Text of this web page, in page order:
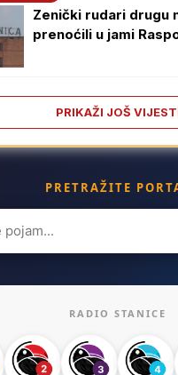
Zenički rudari drugu
prenoćili u jami
PRIKAŽI JOŠ
PRETRAŽITE
RADIO STANICE